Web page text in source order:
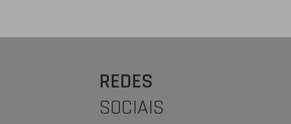
REDES
SOCIAIS